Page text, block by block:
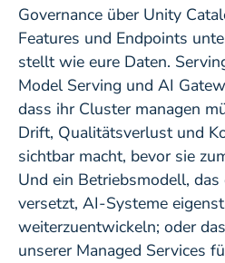
Governance über Unity
Features und Endpoints
stellt wie eure Daten.
Model Serving und AI
dass ihr Cluster managen
Drift, Qualitätsverlust und
sichtbar macht, bevor sie
Und ein Betriebsmodell, das
versetzt, AI-Systeme
weiterzuentwickeln; oder
unserer Managed Services